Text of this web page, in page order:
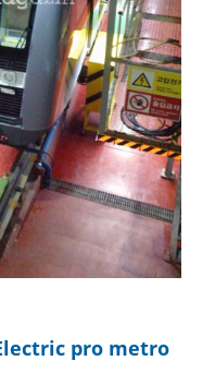
pro metro